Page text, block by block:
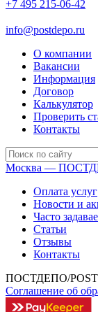
+7 495 215-06-42
info@postdepo.ru
О компании
Вакансии
Информация
Договор
Калькулятор
Проверить
Контакты
Москва —
Оплата услуг
Новости и
Часто
Статьи
Отзывы
Контакты
ПОСТДЕПО/
Соглашение об